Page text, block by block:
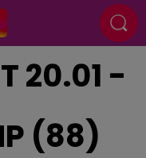
20.01 -
(88)